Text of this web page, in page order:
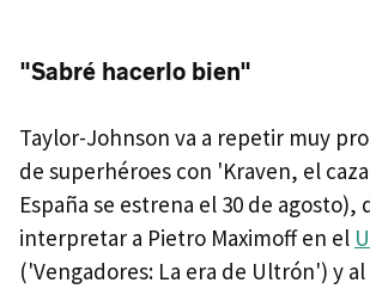
"Sabré hacerlo bien"
Taylor-Johnson va a repetir muy
de superhéroes con 'Kraven, el
España se estrena el 30 de agosto),
interpretar a Pietro Maximoff en el
('Vengadores: La era de Ultrón') y